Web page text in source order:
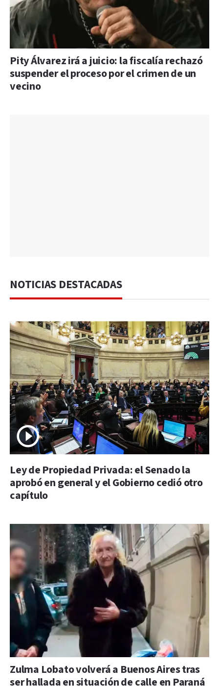
Pity Álvarez irá a juicio: la fiscalía rechazó
suspender el proceso por el crimen de un
vecino
NOTICIAS DESTACADAS
Ley de Propiedad Privada: el Senado la
aprobó en general y el Gobierno cedió otro
capítulo
Zulma Lobato volverá a Buenos Aires tras
ser hallada en situación de calle en Paraná